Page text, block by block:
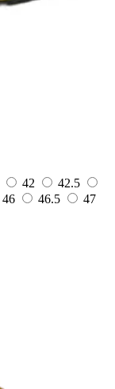
42
42.5
46 46.5
47